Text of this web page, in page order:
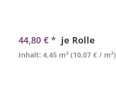
44,80 € * je Rolle
Inhalt: 4,45 m² (10,07 € / m²)